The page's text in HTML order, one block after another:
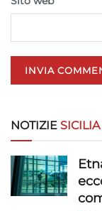
trasmesse
Utilizzare dati
Riconoscere i
richieste
rilevare frodi,
e presentare
Salvare e
privacy.
NOTIZIE SICILIA